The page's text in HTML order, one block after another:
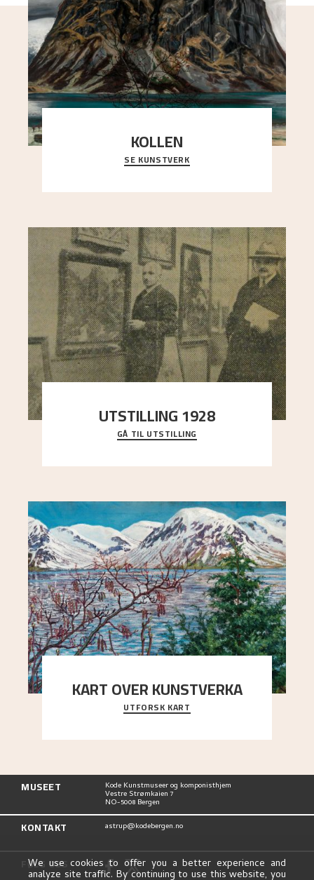
KOLLEN
Et ruvende fjell dominerer bildeflaten, og står i
sterk kontrast til det spinkle rognetreet ute
SE KUNSTVERK
UTSTILLING 1928
Då Astrup døydde i 1928, tok vennene Moritz
Kaland og Simon Thorbjørnsen initiativ til å
GÅ TIL UTSTILLING
KART OVER KUNSTVERKA
Utforsk stedene og utsiktene i Astrups malerier
UTFORSK KART
MUSEET Kode Kunstmuseer og komponisthjem
Vestre Strømkaien 7
NO-5008 Bergen
KONTAKT astrup@kodebergen.no
FØLG OSS
We use cookies to offer you a better experience and
analyze site traffic. By continuing to use this website, you